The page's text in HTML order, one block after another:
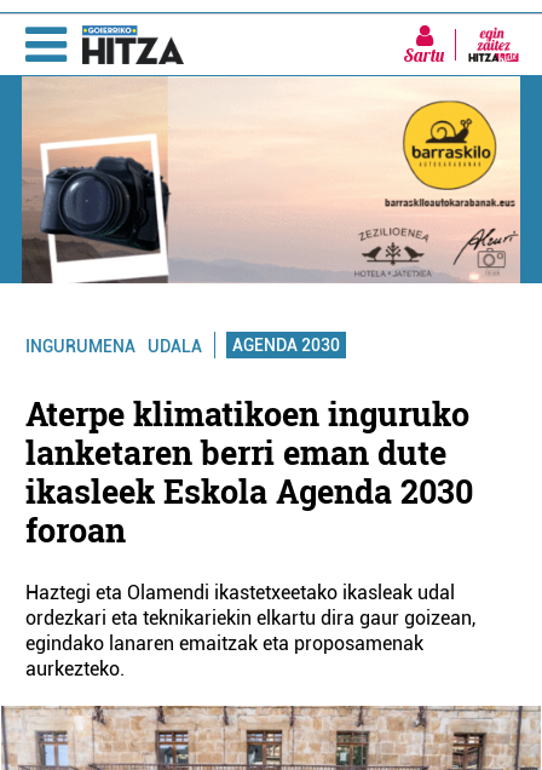
Sartu
INGURUMENA UDALA AGENDA 2030
Aterpe klimatikoen inguruko
lanketaren berri eman dute
ikasleek Eskola Agenda 2030
foroan
Haztegi eta Olamendi ikastetxeetako ikasleak udal
ordezkari eta teknikariekin elkartu dira gaur goizean,
egindako lanaren emaitzak eta proposamenak
aurkezteko.